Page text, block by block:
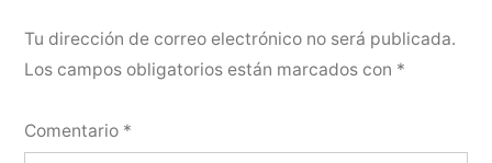
Tu dirección de correo electrónico no será publicada.
Los campos obligatorios están marcados con *
Comentario *